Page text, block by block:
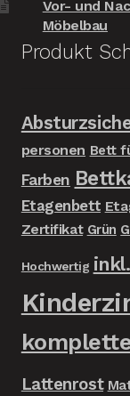
Vor- und
Möbelbau
Produkt
personen Bett
Farben
Etagenbett
Zertifikat Grün
Hochwertig
Lattenrost